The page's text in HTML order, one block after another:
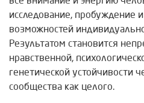
исследование, пробуждение
возможностей
Результатом становится
нравственной,
генетической устойчивости
сообщества как целого.